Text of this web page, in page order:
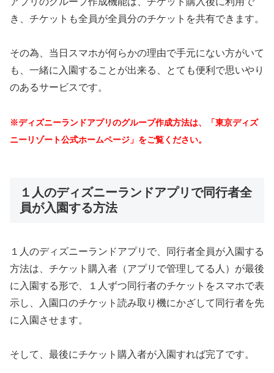
き、チケットも全員が全員分のチケットを共有できます。
その為、当日スマホが何らかの理由で手元にない方がいて
も、一緒に入園することが出来る、とても便利で思いやり
のあるサービスです。
※ディズニーランドアプリのグループ作成方法は、「東京ディズ
ニーリゾート公式ホームページ」をご覧ください。
１人のディズニーランドアプリで同行者全
員が入園する方法
１人のディズニーランドアプリで、同行者全員が入園する
方法は、チケット購入者（アプリで管理してる人）が最後
に入園する形で、１人ずつ同行者のチケットをスマホで表
示し、入園口のチケット読み取り機にかざして同行者を先
に入園させます。
そして、最後にチケット購入者が入園すれば完了です。